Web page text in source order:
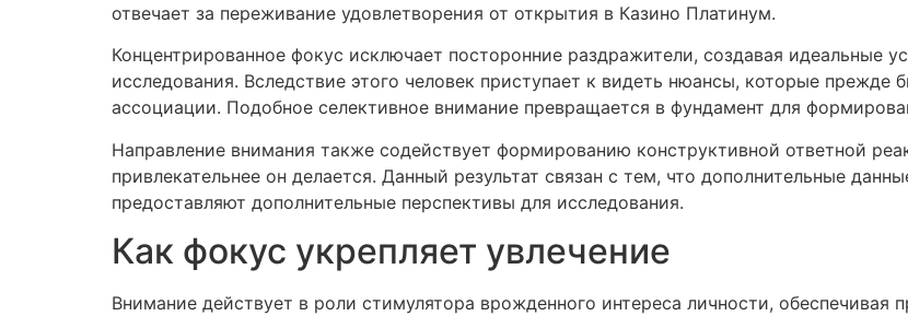
отвечает за переживание удовлетворения от открытия в Казино Платинум.
Концентрированное фокус исключает посторонние раздражители, создавая идеальные
исследования. Вследствие этого человек приступает к видеть нюансы, которые
ассоциации. Подобное селективное внимание превращается в фундамент для
Направление внимания также содействует формированию конструктивной ответной
привлекательнее он делается. Данный результат связан с тем, что дополнительные
предоставляют дополнительные перспективы для исследования.
Как фокус укрепляет увлечение
Внимание действует в роли стимулятора врожденного интереса личности, обеспечивая